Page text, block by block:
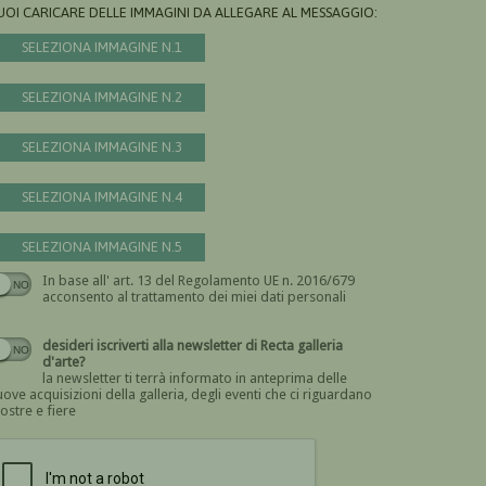
CARICARE DELLE IMMAGINI DA ALLEGARE AL MESSAGGIO:
SELEZIONA IMMAGINE N.1
SELEZIONA IMMAGINE N.2
SELEZIONA IMMAGINE N.3
SELEZIONA IMMAGINE N.4
SELEZIONA IMMAGINE N.5
In base all' art. 13 del Regolamento UE n. 2016/679
acconsento al trattamento dei miei dati personali
Devi dare il consenso
desideri iscriverti alla newsletter di Recta galleria
d'arte?
la newsletter ti terrà informato in anteprima delle
acquisizioni della galleria, degli eventi che ci riguardano
e fiere